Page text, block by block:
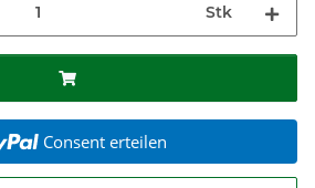
Stk
Consent erteilen